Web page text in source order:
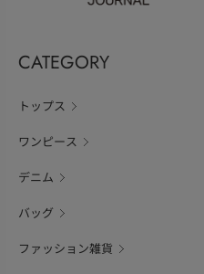
CATEGORY
トップス
ワンピース
デニム
バッグ
ファッション雑貨